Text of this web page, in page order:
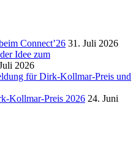
Connect’26 31. Juli 2026
Idee zum
2026
für Dirk-Kollmar-Preis und
Kollmar-Preis 2026 24. Juni